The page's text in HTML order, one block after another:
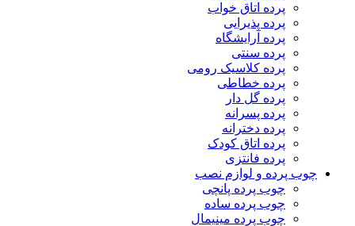
پرده اتاق خواب
پرده پذیرایی
پرده آرایشگاه
پرده سنتی
پرده کلاسیک رومی
پرده خطاطی
پرده گل دار
پرده پسرانه
پرده دخترانه
پرده اتاق کودک
پرده فانتزی
چوب پرده و لوازم نصب
چوب پرده پانچی
چوب پرده ساده
چوب پرده مینیمال